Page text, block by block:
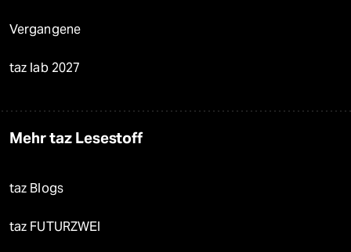
Vergangene
taz lab 2027
Mehr taz Lesestoff
taz Blogs
taz FUTURZWEI